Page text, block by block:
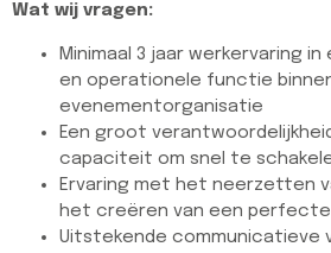
Wat wij vragen:
Minimaal 3 jaar werkervaring
en operationele functie
evenementorganisatie
Een groot
capaciteit om snel te
Ervaring met het neerzetten
het creëren van een
Uitstekende communicatieve